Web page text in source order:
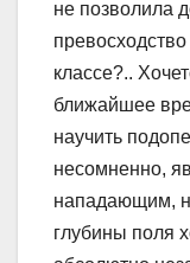
не позволила
классе?..
ближайшее
научить
несомненно,
нападающим,
глубины поля